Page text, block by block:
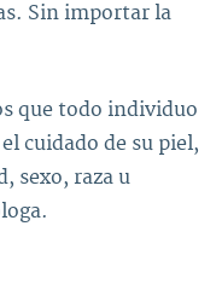
Sin importar la
que todo individuo
cuidado de su piel,
sexo, raza u